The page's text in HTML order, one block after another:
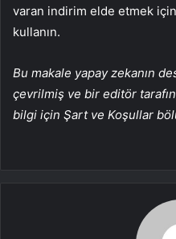
varan indirim elde etmek için
kullanın.
Bu makale yapay zekanın
çevrilmiş ve bir editör
bilgi için Şart ve Koşullar